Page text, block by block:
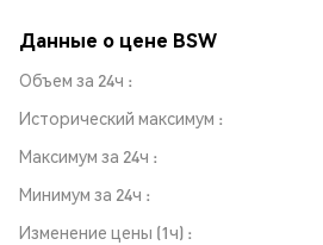
Данные о цене BSW
Объем за 24ч
Исторический максимум
Максимум за 24ч
Минимум за 24ч
Изменение цены (1ч)